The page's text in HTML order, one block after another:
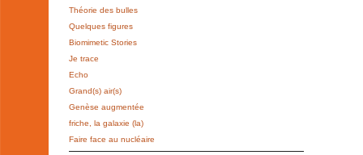
Théorie des bulles
Quelques figures
Biomimetic Stories
Je trace
Echo
Grand(s) air(s)
Genèse augmentée
friche, la galaxie (la)
Faire face au nucléaire